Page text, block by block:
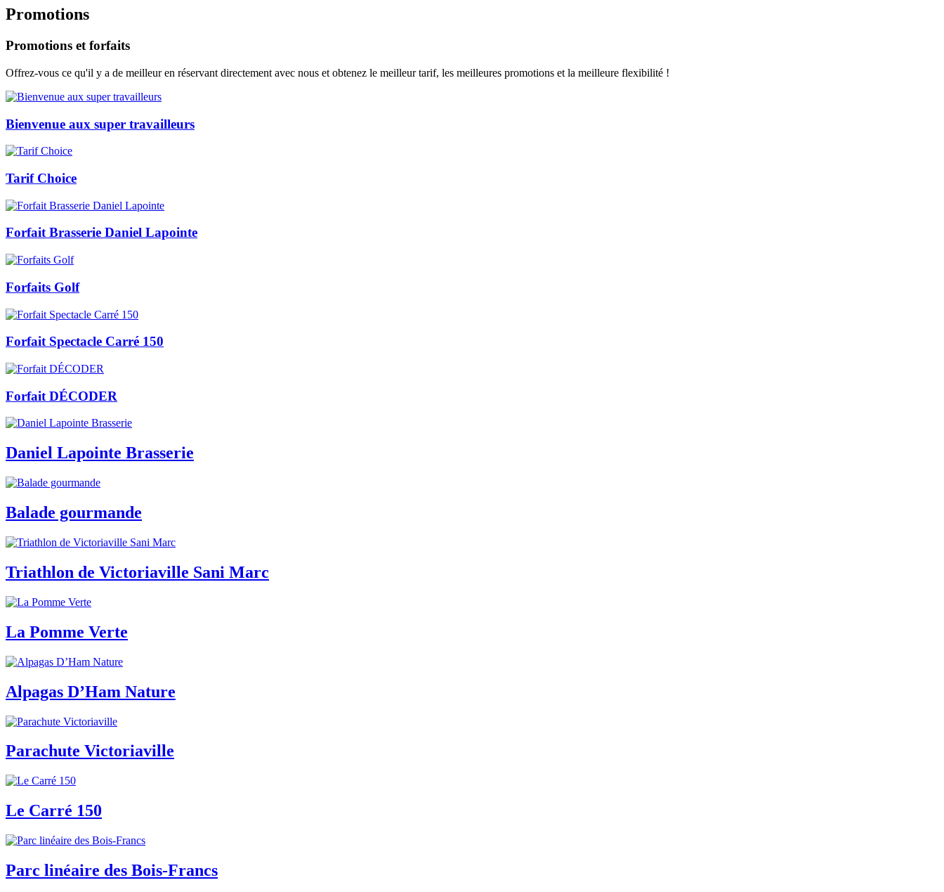
Promotions
Promotions et forfaits
Offrez-vous ce qu'il y a de meilleur en réservant directement avec nous et obtenez le meilleur tarif, les meilleures promotions et la meilleure flexibilité !
Bienvenue aux super travailleurs
Tarif Choice
Forfait Brasserie Daniel Lapointe
Forfaits Golf
Forfait Spectacle Carré 150
Forfait DÉCODER
Daniel Lapointe Brasserie
Balade gourmande
Triathlon de Victoriaville Sani Marc
La Pomme Verte
Alpagas D’Ham Nature
Parachute Victoriaville
Le Carré 150
Parc linéaire des Bois-Francs